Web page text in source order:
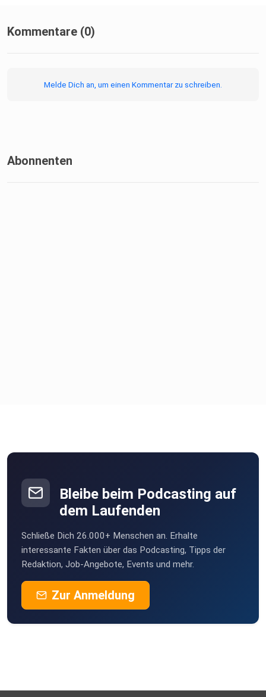
Kommentare (0)
Melde Dich an, um einen Kommentar zu schreiben.
Abonnenten
Bleibe beim Podcasting auf
dem Laufenden
Schließe Dich 26.000+ Menschen an. Erhalte
interessante Fakten über das Podcasting, Tipps der
Redaktion, Job-Angebote, Events und mehr.
Zur Anmeldung